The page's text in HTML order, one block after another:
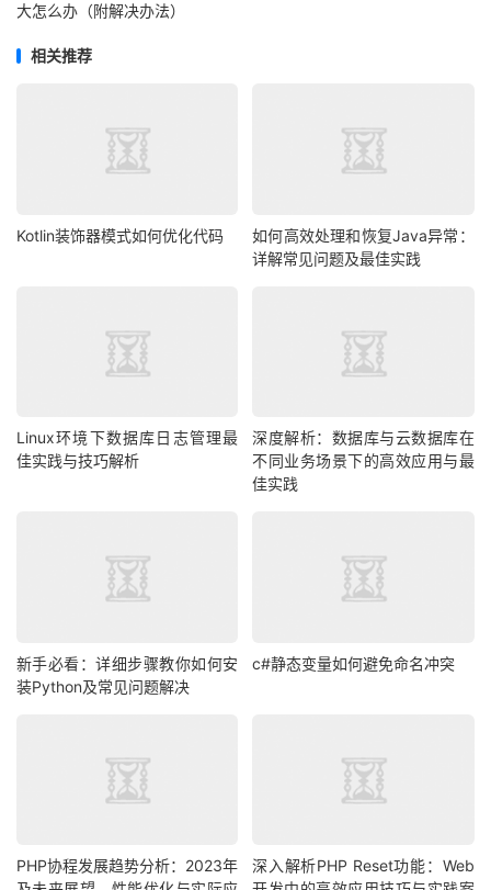
大怎么办（附解决办法）
相关推荐
Kotlin装饰器模式如何优化代码
如何高效处理和恢复Java异常：
详解常见问题及最佳实践
Linux环境下数据库日志管理最
佳实践与技巧解析
深度解析：数据库与云数据库在
不同业务场景下的高效应用与最
佳实践
新手必看：详细步骤教你如何安
装Python及常见问题解决
c#静态变量如何避免命名冲突
PHP协程发展趋势分析：2023年
深入解析PHP Reset功能：Web